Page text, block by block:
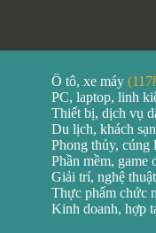
Ô tô, xe máy
PC, laptop, linh
Thiết bị, dịch vụ
Du lịch, khách
Phong thủy, cúng
Phần mềm, game
Giải trí, nghệ
Thực phẩm chức
Kinh doanh, hợp